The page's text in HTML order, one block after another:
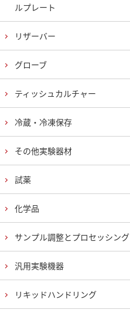
ルプレート
リザーバー
グローブ
ティッシュカルチャー
冷蔵・冷凍保存
その他実験器材
試薬
化学品
サンプル調整とプロセッシング
汎用実験機器
リキッドハンドリング